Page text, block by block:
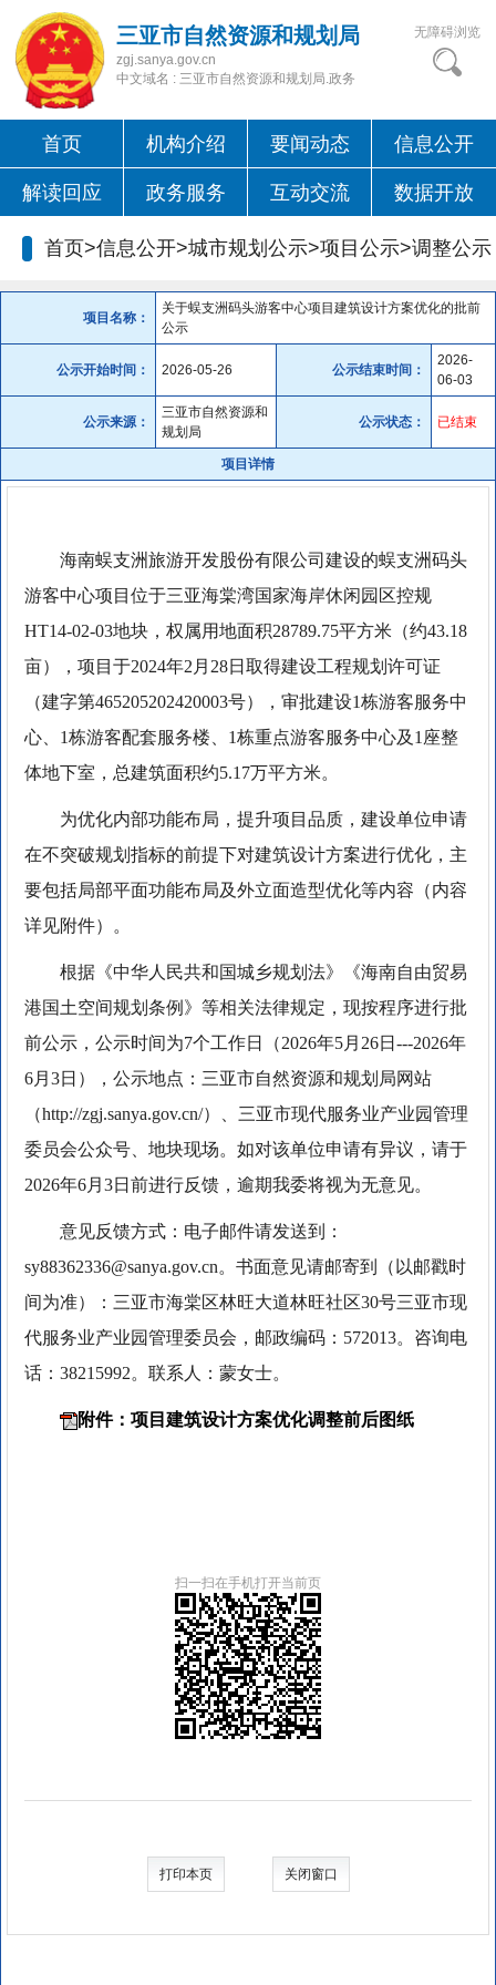
三亚市自然资源和规划局
zgj.sanya.gov.cn
中文域名 : 三亚市自然资源和规划局.政务
无障碍浏览
首页 机构介绍 要闻动态 信息公开
解读回应 政务服务 互动交流 数据开放
首页>信息公开>城市规划公示>项目公示>调整公示
项目名称：
关于蜈支洲码头游客中心项目建筑设计方案优化的批前
公示
公示开始时间： 2026-05-26 公示结束时间：
2026-
06-03
公示来源：
三亚市自然资源和
规划局
公示状态： 已结束
项目详情
海南蜈支洲旅游开发股份有限公司建设的蜈支洲码头
游客中心项目位于三亚海棠湾国家海岸休闲园区控规
HT14-02-03地块，权属用地面积28789.75平方米（约43.18
亩），项目于2024年2月28日取得建设工程规划许可证
（建字第465205202420003号），审批建设1栋游客服务中
心、1栋游客配套服务楼、1栋重点游客服务中心及1座整
体地下室，总建筑面积约5.17万平方米。
为优化内部功能布局，提升项目品质，建设单位申请
在不突破规划指标的前提下对建筑设计方案进行优化，主
要包括局部平面功能布局及外立面造型优化等内容（内容
详见附件）。
根据《中华人民共和国城乡规划法》《海南自由贸易
港国土空间规划条例》等相关法律规定，现按程序进行批
前公示，公示时间为7个工作日（2026年5月26日---2026年
6月3日），公示地点：三亚市自然资源和规划局网站
（http://zgj.sanya.gov.cn/）、三亚市现代服务业产业园管理
委员会公众号、地块现场。如对该单位申请有异议，请于
2026年6月3日前进行反馈，逾期我委将视为无意见。
意见反馈方式：电子邮件请发送到：
sy88362336@sanya.gov.cn。书面意见请邮寄到（以邮戳时
间为准）：三亚市海棠区林旺大道林旺社区30号三亚市现
代服务业产业园管理委员会，邮政编码：572013。咨询电
话：38215992。联系人：蒙女士。
附件：项目建筑设计方案优化调整前后图纸
扫一扫在手机打开当前页
打印本页 关闭窗口